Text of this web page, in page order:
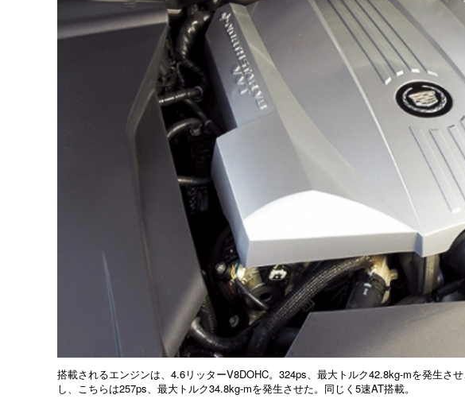
搭載されるエンジンは、4.6リッターV8DOHC。324ps、最大トルク42.8kg-mを発生さ
し、こちらは257ps、最大トルク34.8kg-mを発生させた。同じく5速AT搭載。